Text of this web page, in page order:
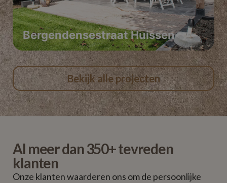
Bergendensestraat Huissen
Bekijk alle projecten
Al meer dan 350+ tevreden
klanten
Onze klanten waarderen ons om de persoonlijke